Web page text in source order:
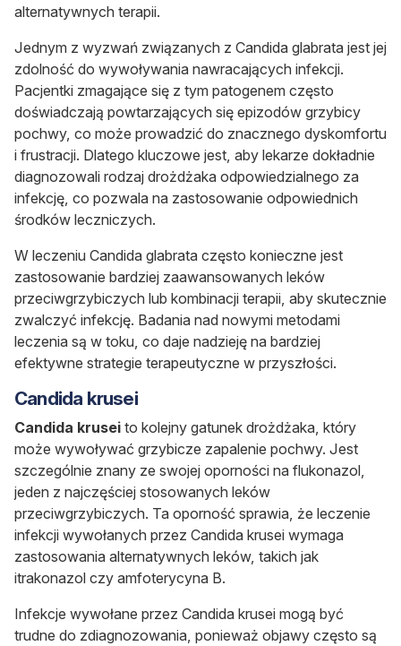
alternatywnych terapii.
Jednym z wyzwań związanych z Candida glabrata jest jej
zdolność do wywoływania nawracających infekcji.
Pacjentki zmagające się z tym patogenem często
doświadczają powtarzających się epizodów grzybicy
pochwy, co może prowadzić do znacznego dyskomfortu
i frustracji. Dlatego kluczowe jest, aby lekarze dokładnie
diagnozowali rodzaj drożdżaka odpowiedzialnego za
infekcję, co pozwala na zastosowanie odpowiednich
środków leczniczych.
W leczeniu Candida glabrata często konieczne jest
zastosowanie bardziej zaawansowanych leków
przeciwgrzybiczych lub kombinacji terapii, aby skutecznie
zwalczyć infekcję. Badania nad nowymi metodami
leczenia są w toku, co daje nadzieję na bardziej
efektywne strategie terapeutyczne w przyszłości.
Candida krusei
Candida krusei to kolejny gatunek drożdżaka, który
może wywoływać grzybicze zapalenie pochwy. Jest
szczególnie znany ze swojej oporności na flukonazol,
jeden z najczęściej stosowanych leków
przeciwgrzybiczych. Ta oporność sprawia, że leczenie
infekcji wywołanych przez Candida krusei wymaga
zastosowania alternatywnych leków, takich jak
itrakonazol czy amfoterycyna B.
Infekcje wywołane przez Candida krusei mogą być
trudne do zdiagnozowania, ponieważ objawy często są